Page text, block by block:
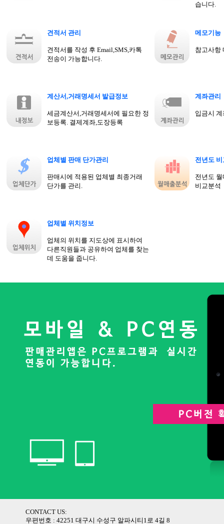
습니다.
견적서 관리
견적서를 작성 후 Email,SMS,카톡
전송이 가능합니다.
메모기능
참고사항
계산서,거래명세서 발급정보
세금계산서,거래명세서에 필요한 정
보등록. 결제계좌,도장등록
계좌관리
입금시
업체별 판매 단가관리
판매시에 적용된 업체별 최종거래
단가를 관리.
전년도
전년도
비교분석
업체별 위치정보
업체의 위치를 지도상에 표시하여
다른직원들과 공유하여 업체를 찾는
데 도움을 줍니다.
CONTACT US:
우편번호 : 42251 대구시 수성구 알파시티1로 4길 8